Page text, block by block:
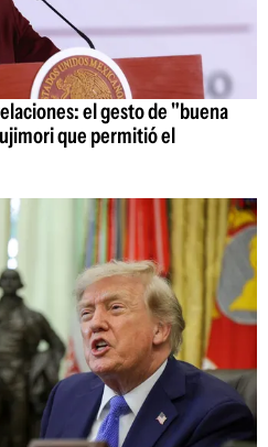
el gesto de "buena
que permitió el